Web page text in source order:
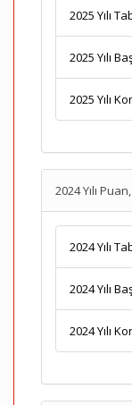
2025 Yılı
2025 Yılı
2025 Yılı
2024 Yılı
2024 Yılı
2024 Yılı
2024 Yılı